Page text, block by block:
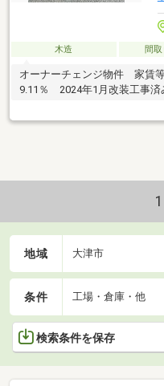
木造 間
オーナーチェンジ物件 家賃
9.11％ 2024年1月改装工事済
地域 大津市
条件 工場・倉庫・他
検索条件を保存